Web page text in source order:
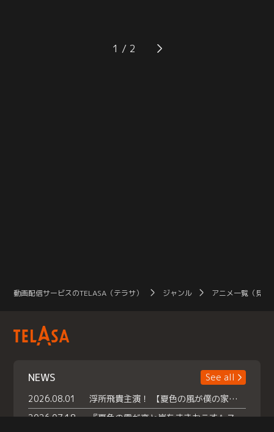
ーウェンを制圧。一方、レッドラビ
リンス内ではゼノンが冥途の土産と
ンド＆ラウンド≫でレオの身体を痛
めつける。苦痛にゆがむ息子の顔を
1
動画配信サービスのTELASA（テラサ） ジャンル アニメ一覧（見放
NEWS
See all
2026.08.01
浮所飛貴主演！ 【夏色の風が僕の家にやってきた】 本日よりテラサで独占配信スタート！
2026.07.18
『夏色の雲が恋と嵐をまきおこす』スペシャルメイキング 【Part1】2026年７月18日（土）23時30分～配信スタート！話題のシーンの裏側を大公開！豪華キャスト大集合！ 『武宮家 真夏の家族会議』開催！